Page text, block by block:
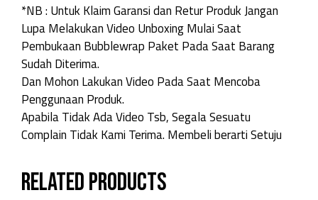
*NB : Untuk Klaim Garansi dan Retur Produk Jangan
Lupa Melakukan Video Unboxing Mulai Saat
Pembukaan Bubblewrap Paket Pada Saat Barang
Sudah Diterima.
Dan Mohon Lakukan Video Pada Saat Mencoba
Penggunaan Produk.
Apabila Tidak Ada Video Tsb, Segala Sesuatu
Complain Tidak Kami Terima. Membeli berarti Setuju
Related products